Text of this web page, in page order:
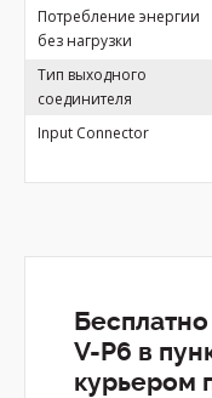
Потребление энергии
без нагрузки
Тип выходного
соединителя
Input Connector
V-P6 в
курьером